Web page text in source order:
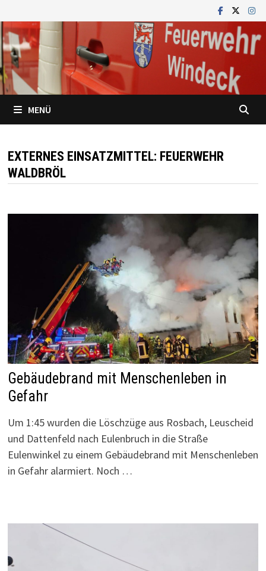
Inhalt
springen
MENÜ
EXTERNES EINSATZMITTEL: FEUERWEHR
WALDBRÖL
Gebäudebrand mit Menschenleben in
Gefahr
Um 1:45 wurden die Löschzüge aus Rosbach, Leuscheid
und Dattenfeld nach Eulenbruch in die Straße
Eulenwinkel zu einem Gebäudebrand mit Menschenleben
in Gefahr alarmiert. Noch …